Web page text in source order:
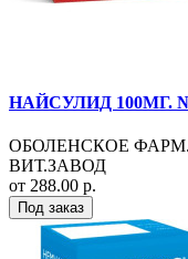
НАЙСУЛИД 100МГ.
ОБОЛЕНСКОЕ
ВИТ.ЗАВОД
от 288.00 р.
Под заказ